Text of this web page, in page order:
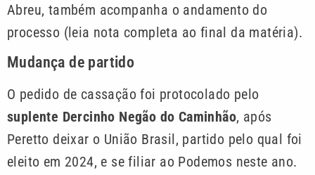
Abreu, também acompanha o andamento do
processo (leia nota completa ao final da matéria).
Mudança de partido
O pedido de cassação foi protocolado pelo
suplente Dercinho Negão do Caminhão, após
Peretto deixar o União Brasil, partido pelo qual foi
eleito em 2024, e se filiar ao Podemos neste ano.